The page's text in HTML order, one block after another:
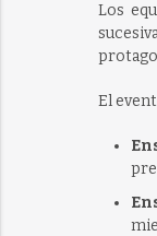
Los
El